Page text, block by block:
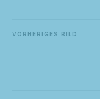
VORHERIGES BILD